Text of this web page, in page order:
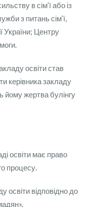
в сім’ї або із
з питань сім’ї,
України; Центру
освіти став
керівника закладу
йому жертва булінгу
освіти має право
процесу.
освіти відповідно до